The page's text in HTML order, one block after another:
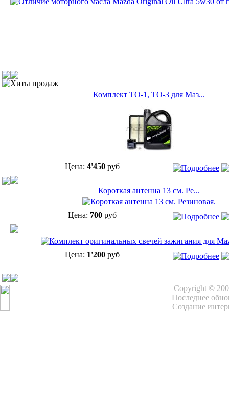
Хиты продаж
Комплект ТО-1, ТО-3 для Маз...
Цена: 4'450руб
Короткая антенна 13 см. Ре...
Цена: 700руб
Цена: 1'200руб
Copyright ©
Последнее
Создание